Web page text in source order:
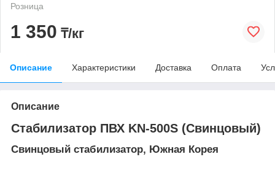
Розница
1 350 ₸/кг
Описание Характеристики Доставка Оплата
Описание
Стабилизатор ПВХ KN-500S (Свинцовый)
Свинцовый стабилизатор, Южная Корея